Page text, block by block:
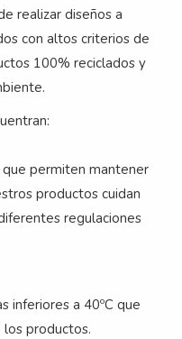
realizar diseños a
con altos criterios de
100% reciclados y
permiten mantener
productos cuidan
regulaciones
inferiores a 40ºC que
productos.